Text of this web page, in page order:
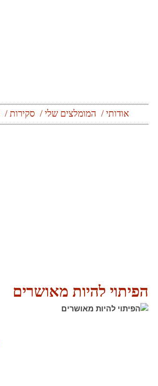
אודותי המומלצים שלי סקירות
הפיתוי להיות מאושרים